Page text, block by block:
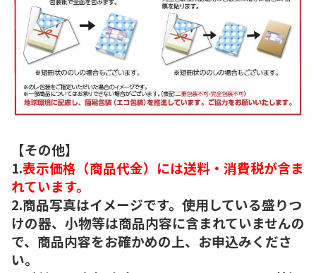
【その他】
1.表示価格（商品代金）には送料・消費税が含ま
れています。
2.商品写真はイメージです。使用している盛りつ
けの器、小物等は商品内容に含まれていませんの
で、商品内容をお確かめの上、お申込みくださ
い。